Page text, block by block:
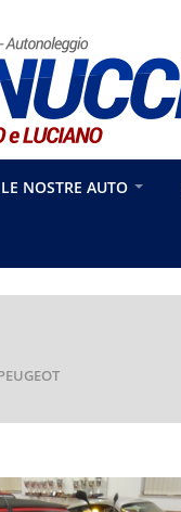
LE NOSTRE AUTO